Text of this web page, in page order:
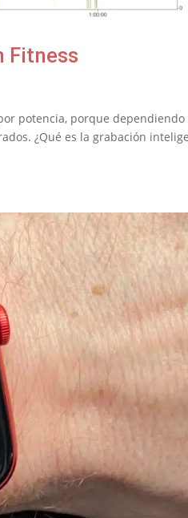
Fitness
potencia, porque dependiendo
¿Qué es la grabación